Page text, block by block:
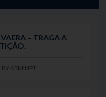
– TRAGA A
BY ADMINPT